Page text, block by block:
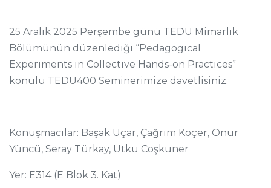
25 Aralık 2025 Perşembe günü TEDU Mimarlık
Bölümünün düzenlediği “Pedagogical
Experiments in Collective Hands-on Practices”
konulu TEDU400 Seminerimize davetlisiniz.
Konuşmacılar: Başak Uçar, Çağrım Koçer, Onur
Yüncü, Seray Türkay, Utku Coşkuner
Yer: E314 (E Blok 3. Kat)